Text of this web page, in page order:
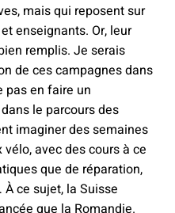
mais qui reposent sur
enseignants. Or, leur
remplis. Je serais
de ces campagnes dans
pas en faire un
le parcours des
imaginer des semaines
avec des cours à ce
que de réparation,
ce sujet, la Suisse
que la Romandie.